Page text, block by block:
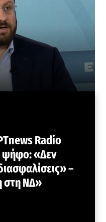
Radio
ψήφο: «Δεν
–
στη ΝΔ»